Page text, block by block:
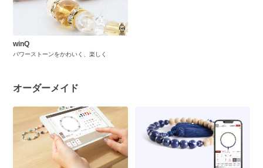
winQ
パワーストーンをかわいく、楽しく
オーダーメイド